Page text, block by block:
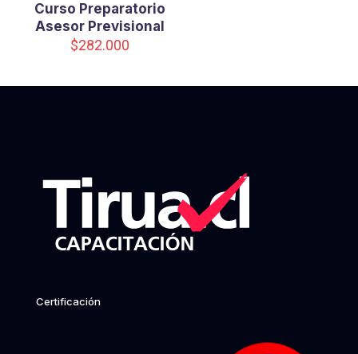
Curso Preparatorio
Asesor Previsional
$282.000
Certificación